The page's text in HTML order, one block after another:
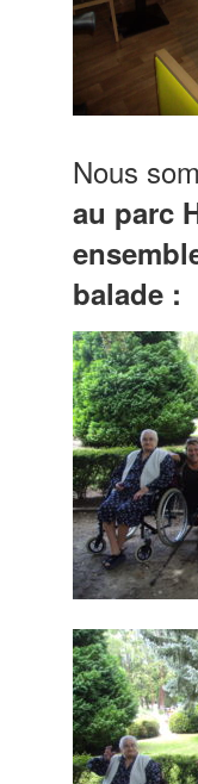
Nous
au parc
balade :